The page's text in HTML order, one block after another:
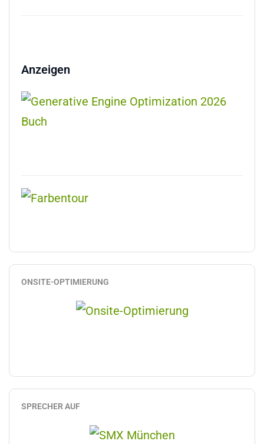
Anzeigen
ONSITE-OPTIMIERUNG
SPRECHER AUF